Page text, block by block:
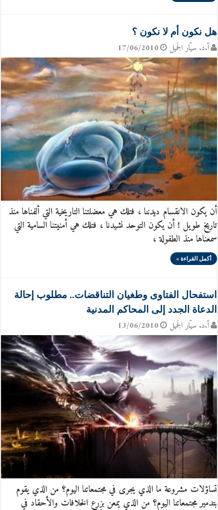
هل نكون أم لا نكون ؟
أ.د. سيّار الجَميل 17/06/2010
أن يكون الانقسام ديدننا ، فتلك هي معضلتنا التاريخية التي ألفناها منذ
تاريخ طويل ! أن يكون التوحد نشيدنا ، فتلك هي أمنيتنا السامية التي
سمعناها منذ الطفولة ،
أكمل القراءة »
استفحال الفتاوى وطغيان التناقضات.. مطلوب إحالة
الدعاة الجدد إلى المحاكم المدنية
أ.د. سيّار الجَميل 13/06/2010
تساؤلات مشروعة ما الذي يجرى في مجتمعاتنا اليوم؟ من الذي يقوم
بتدمير مجتمعاتنا اليوم؟ من الذي يمعن بزرع الخلافات والأحقاد في